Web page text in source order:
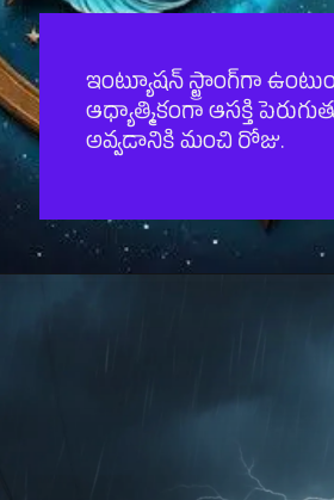
ఇంట్యూషన్ స్ట్రాంగ్‌గా
ఆధ్యాత్మికంగా ఆసక్తి
అవ్వడానికి మంచి రోజు.